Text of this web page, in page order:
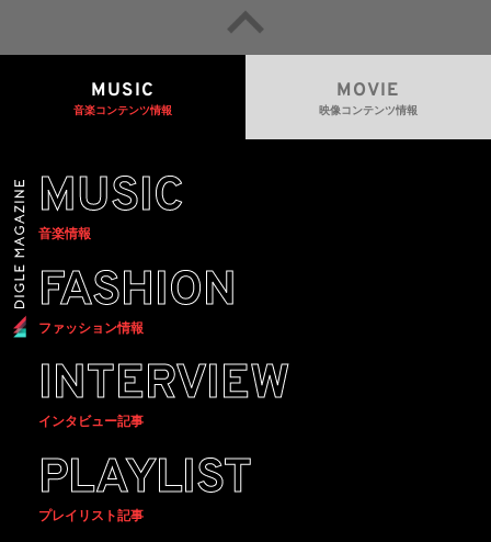
MUSIC
音楽コンテンツ情報
MOVIE
映像コンテンツ情報
MUSIC
音楽情報
FASHION
ファッション情報
INTERVIEW
インタビュー記事
PLAYLIST
プレイリスト記事